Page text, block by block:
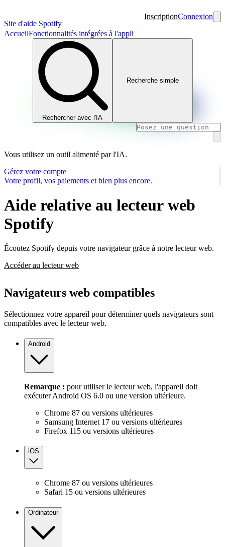
Site d'aide Spotify
InscriptionConnexion
AccueilFonctionnalités intégrées à l'appli
Rechercher avec l'IA
Recherche simple
Vous utilisez un outil alimenté par l'IA.
Gérez votre compte
Votre profil, vos paiements et bien plus encore.
Aide relative au lecteur web
Spotify
Écoutez Spotify depuis votre navigateur grâce à notre lecteur web.
Accéder au lecteur web
Navigateurs web compatibles
Sélectionnez votre appareil pour déterminer quels navigateurs sont
compatibles avec le lecteur web.
Android
Remarque : pour utiliser le lecteur web, l'appareil doit
exécuter Android OS 6.0 ou une version ultérieure.
Chrome 87 ou versions ultérieures
Samsung Internet 17 ou versions ultérieures
Firefox 115 ou versions ultérieures
iOS
Chrome 87 ou versions ultérieures
Safari 15 ou versions ultérieures
Ordinateur